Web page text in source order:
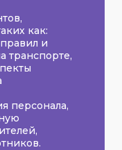
как:
и
транспорте,
персонала,